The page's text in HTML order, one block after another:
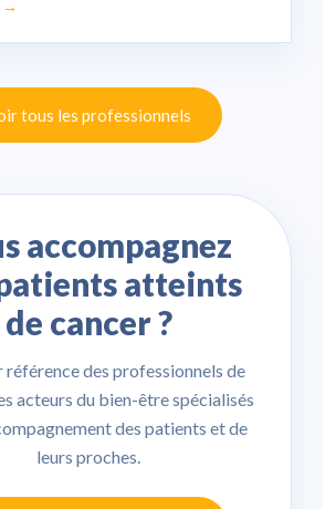
→
tous les professionnels
accompagnez
atteints
de cancer ?
des professionnels de
acteurs du bien-être spécialisés
des patients et de
leurs proches.